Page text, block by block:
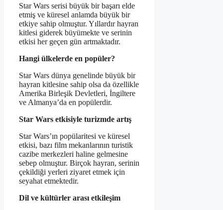
Star Wars serisi büyük bir başarı elde
etmiş ve küresel anlamda büyük bir
etkiye sahip olmuştur. Yıllardır hayran
kitlesi giderek büyümekte ve serinin
etkisi her geçen gün artmaktadır.
Hangi ülkelerde en popüler?
Star Wars dünya genelinde büyük bir
hayran kitlesine sahip olsa da özellikle
Amerika Birleşik Devletleri, İngiltere
ve Almanya’da en popülerdir.
Star Wars etkisiyle turizmde artış
Star Wars’ın popülaritesi ve küresel
etkisi, bazı film mekanlarının turistik
cazibe merkezleri haline gelmesine
sebep olmuştur. Birçok hayran, serinin
çekildiği yerleri ziyaret etmek için
seyahat etmektedir.
Dil ve kültürler arası etkileşim